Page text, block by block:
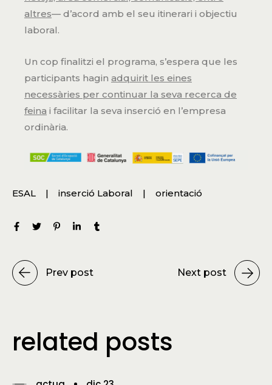
altres— d’acord amb el seu itinerari i objectiu
laboral.
Un cop finalitzi el programa, s’espera que les
participants hagin adquirit les eines
necessàries per continuar la seva recerca de
feina i facilitar la seva inserció en l’empresa
ordinària.
ESAL inserció Laboral orientació
Prev post Next post
related posts